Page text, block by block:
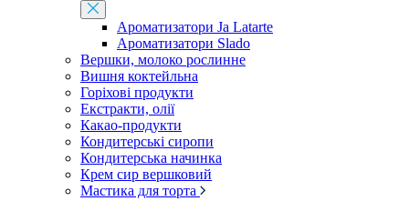
Ароматизатори Ja Latarte
Ароматизатори Slado
Вершки, молоко рослинне
Вишня коктейльна
Горіхові продукти
Екстракти, олії
Какао-продукти
Кондитерські сиропи
Кондитерська начинка
Крем сир вершковий
Мастика для торта